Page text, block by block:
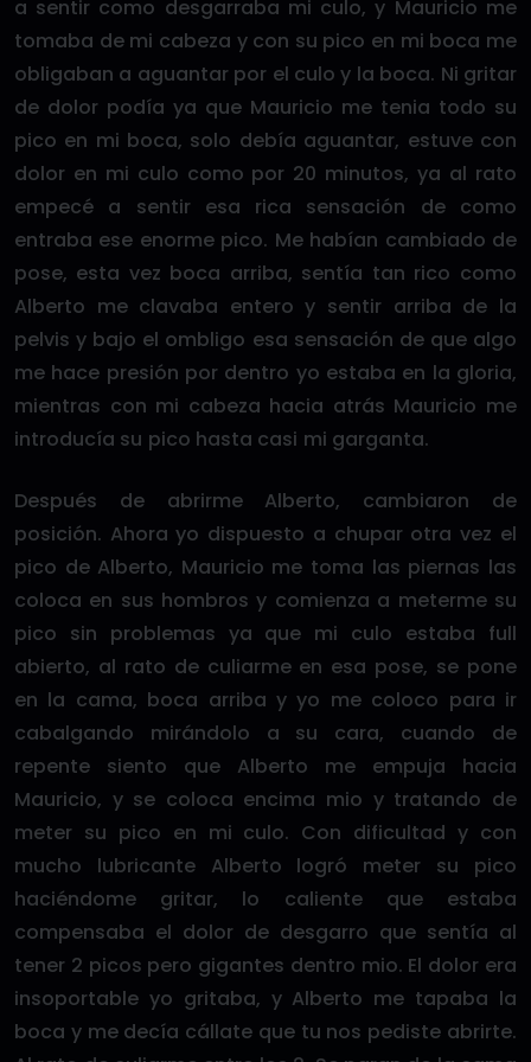
a sentir como desgarraba mi culo, y Mauricio me
tomaba de mi cabeza y con su pico en mi boca me
obligaban a aguantar por el culo y la boca. Ni gritar
de dolor podía ya que Mauricio me tenia todo su
pico en mi boca, solo debía aguantar, estuve con
dolor en mi culo como por 20 minutos, ya al rato
empecé a sentir esa rica sensación de como
entraba ese enorme pico. Me habían cambiado de
pose, esta vez boca arriba, sentía tan rico como
Alberto me clavaba entero y sentir arriba de la
pelvis y bajo el ombligo esa sensación de que algo
me hace presión por dentro yo estaba en la gloria,
mientras con mi cabeza hacia atrás Mauricio me
introducía su pico hasta casi mi garganta.
Después de abrirme Alberto, cambiaron de
posición. Ahora yo dispuesto a chupar otra vez el
pico de Alberto, Mauricio me toma las piernas las
coloca en sus hombros y comienza a meterme su
pico sin problemas ya que mi culo estaba full
abierto, al rato de culiarme en esa pose, se pone
en la cama, boca arriba y yo me coloco para ir
cabalgando mirándolo a su cara, cuando de
repente siento que Alberto me empuja hacia
Mauricio, y se coloca encima mio y tratando de
meter su pico en mi culo. Con dificultad y con
mucho lubricante Alberto logró meter su pico
haciéndome gritar, lo caliente que estaba
compensaba el dolor de desgarro que sentía al
tener 2 picos pero gigantes dentro mio. El dolor era
insoportable yo gritaba, y Alberto me tapaba la
boca y me decía cállate que tu nos pediste abrirte.